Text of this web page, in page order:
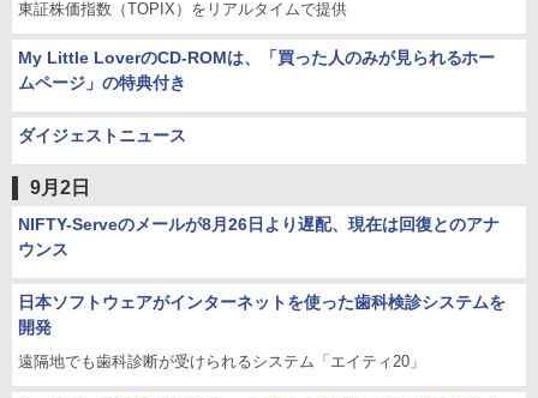
東証株価指数（TOPIX）をリアルタイムで提供
My Little LoverのCD-ROMは、「買った人のみが見られるホー
ムページ」の特典付き
ダイジェストニュース
9月2日
NIFTY-Serveのメールが8月26日より遅配、現在は回復とのアナ
ウンス
日本ソフトウェアがインターネットを使った歯科検診システムを
開発
遠隔地でも歯科診断が受けられるシステム「エイティ20」